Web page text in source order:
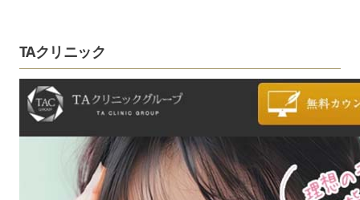
TAクリニック